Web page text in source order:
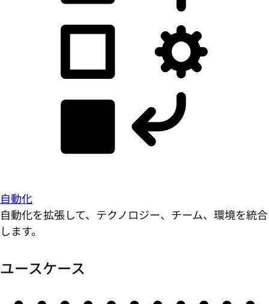
自動化
自動化を拡張して、テクノロジー、チーム、環境を統合
します。
ユースケース